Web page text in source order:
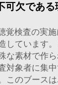
可欠である
覚検査の実
しています
な素材で作
対象者に集
このブース